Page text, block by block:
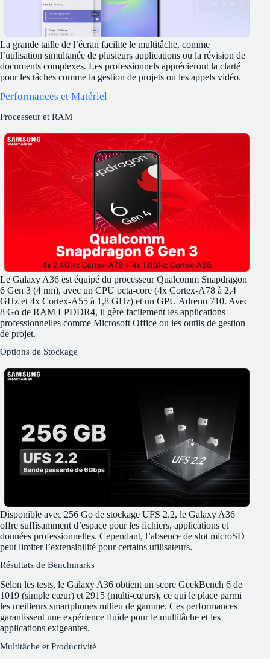
La grande taille de l’écran facilite le multitâche, comme
l’utilisation simultanée de plusieurs applications ou la révision de
documents complexes. Les professionnels apprécieront la clarté
pour les tâches comme la gestion de projets ou les appels vidéo.
Performances et Matériel
Processeur et RAM
Le Galaxy A36 est équipé du processeur Qualcomm Snapdragon
6 Gen 3 (4 nm), avec un CPU octa-core (4x Cortex-A78 à 2,4
GHz et 4x Cortex-A55 à 1,8 GHz) et un GPU Adreno 710. Avec
8 Go de RAM LPDDR4, il gère facilement les applications
professionnelles comme Microsoft Office ou les outils de gestion
de projet.
Options de Stockage
Disponible avec 256 Go de stockage UFS 2.2, le Galaxy A36
offre suffisamment d’espace pour les fichiers, applications et
données professionnelles. Cependant, l’absence de slot microSD
peut limiter l’extensibilité pour certains utilisateurs.
Résultats de Benchmarks
Selon les tests, le Galaxy A36 obtient un score GeekBench 6 de
1019 (simple cœur) et 2915 (multi-cœurs), ce qui le place parmi
les meilleurs smartphones milieu de gamme. Ces performances
garantissent une expérience fluide pour le multitâche et les
applications exigeantes.
Multitâche et Productivité